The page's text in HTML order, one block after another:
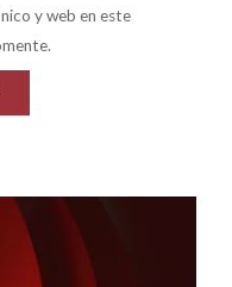
y web en este